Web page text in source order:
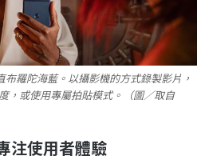
羅陀海藍。以攝影機的方式錄製影片，
，或使用專屬拍貼模式。（圖／取自
注使用者體驗